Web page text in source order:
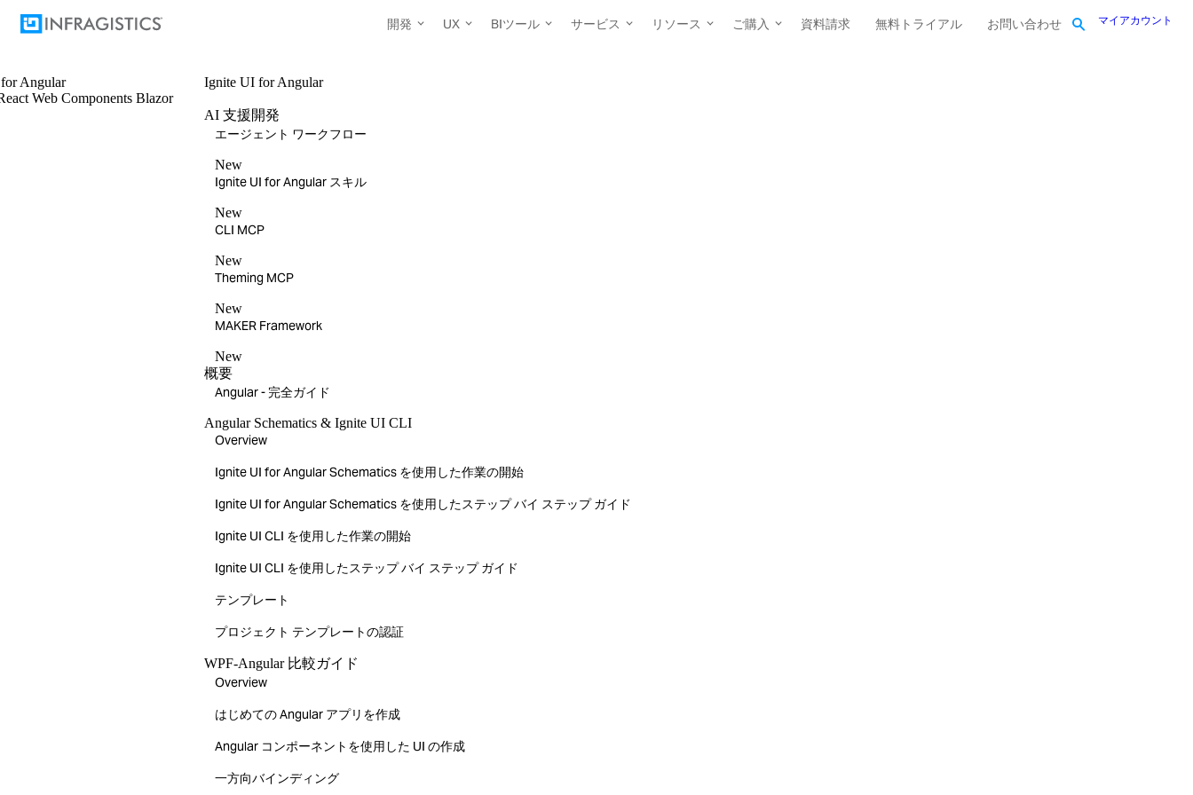
マイアカウント
開発 UX BIツール サービス リソース ご購入 資料請求 無料トライアル お問い合わせ
for Angular
Web Components Blazor
Ignite UI for Angular
AI 支援開発
エージェント ワークフロー
New
Ignite UI for Angular スキル
New
CLI MCP
New
Theming MCP
New
MAKER Framework
New
概要
Angular - 完全ガイド
Angular Schematics & Ignite UI CLI
Overview
Ignite UI for Angular Schematics を使用した作業の開始
Ignite UI for Angular Schematics を使用したステップ バイ ステップ ガイド
Ignite UI CLI を使用した作業の開始
Ignite UI CLI を使用したステップ バイ ステップ ガイド
テンプレート
プロジェクト テンプレートの認証
WPF-Angular 比較ガイド
Overview
はじめての Angular アプリを作成
Angular コンポーネントを使用した UI の作成
一方向バインディング